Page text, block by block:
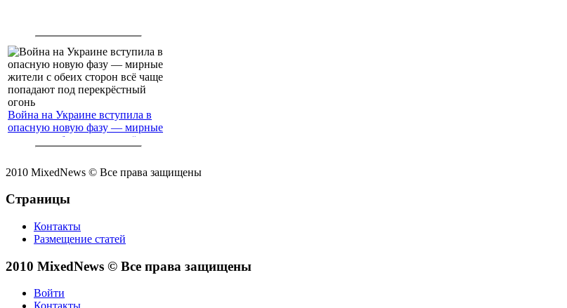
Война на Украине вступила в
опасную новую фазу — мирные
жители с обеих сторон всё чаще
2010 MixedNews © Все права защищены
Страницы
Контакты
Размещение статей
2010 MixedNews © Все права защищены
Войти